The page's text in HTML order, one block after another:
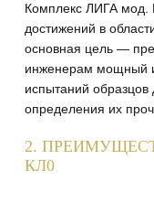
Комплекс ЛИГА мод.
достижений в
основная цель —
инженерам мощный
испытаний образцов
определения их
2.
КЛ0